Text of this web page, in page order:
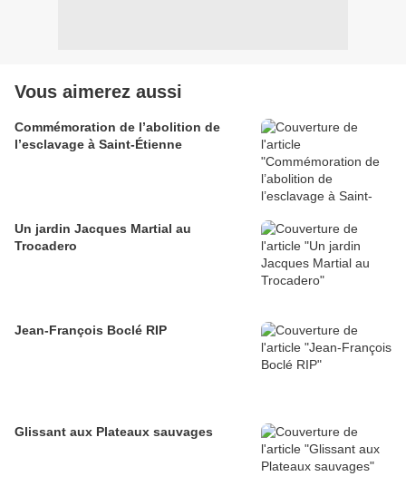
Vous aimerez aussi
Commémoration de l’abolition de
l’esclavage à Saint-Étienne
Un jardin Jacques Martial au
Trocadero
Jean-François Boclé RIP
Glissant aux Plateaux sauvages